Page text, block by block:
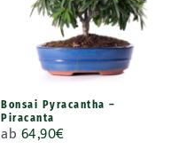
Bonsai Pyracantha –
Piracanta
ab 64,90€